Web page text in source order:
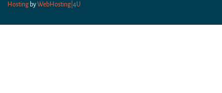
Hosting byWebHosting|4U